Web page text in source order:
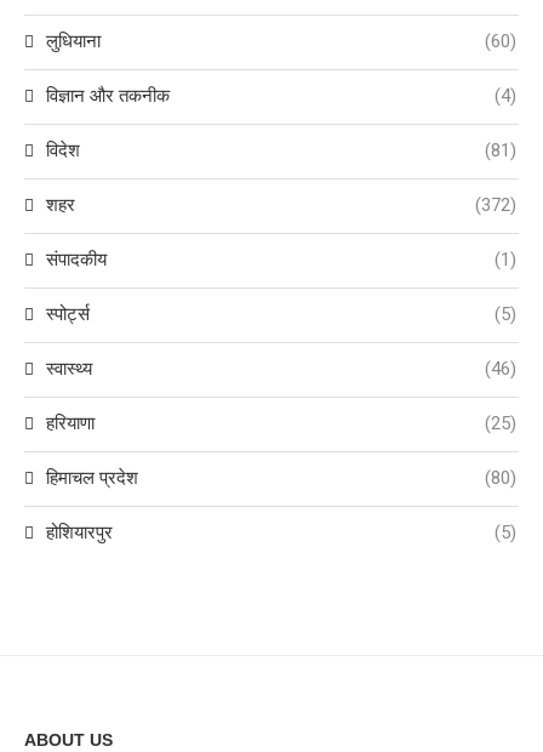
लुधियाना (60)
विज्ञान और तकनीक (4)
विदेश (81)
शहर (372)
संपादकीय (1)
स्पोर्ट्स (5)
स्वास्थ्य (46)
हरियाणा (25)
हिमाचल प्रदेश (80)
होशियारपुर (5)
ABOUT US